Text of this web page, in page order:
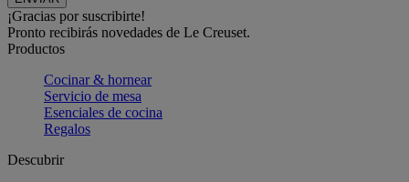
¡Gracias por suscribirte!
Pronto recibirás novedades de Le Creuset.
Productos
Cocinar & hornear
Servicio de mesa
Esenciales de cocina
Regalos
Descubrir